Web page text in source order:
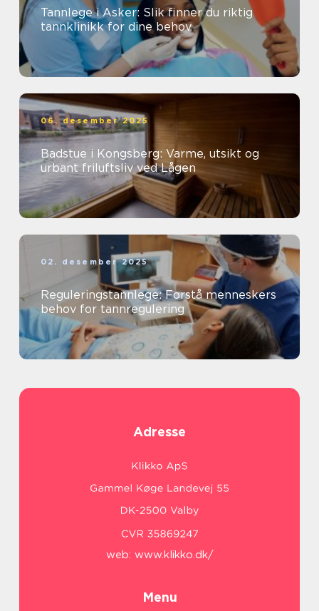
Tannlege i Asker: Slik finner du riktig
tannklinikk for dine behov
06. desember 2025
Badstue i Kongsberg: Varme, utsikt og
urbant friluftsliv ved Lågen
02. desember 2025
Reguleringstannlege: Forstå menneskers
behov for tannregulering
Adresse
web: www.klikko.dk/
Menu